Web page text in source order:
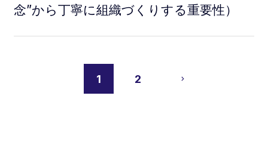
念”から丁寧に組織づくりする重要性）
1 2